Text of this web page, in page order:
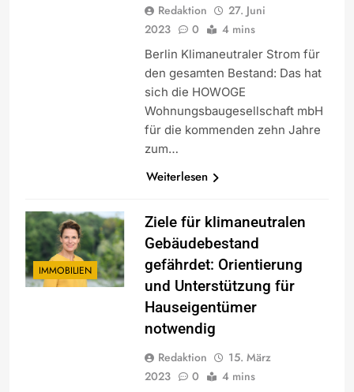
Redaktion
27. Juni
2023
0 4 mins
Berlin Klimaneutraler Strom für
den gesamten Bestand: Das hat
sich die HOWOGE
Wohnungsbaugesellschaft mbH
für die kommenden zehn Jahre
zum…
Weiterlesen
IMMOBILIEN
Ziele für klimaneutralen
Gebäudebestand
gefährdet: Orientierung
und Unterstützung für
Hauseigentümer
notwendig
Redaktion
15. März
2023
0 4 mins